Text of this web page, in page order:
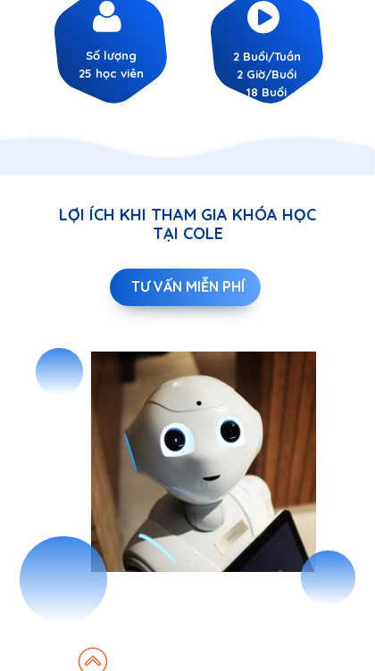
2 Buổi/Tuần
2 Giờ/Buổi
18 Buổi
Số lượng
25 học viên
LỢI ÍCH KHI THAM GIA KHÓA HỌC
TẠI COLE
TƯ VẤN MIỄN PHÍ